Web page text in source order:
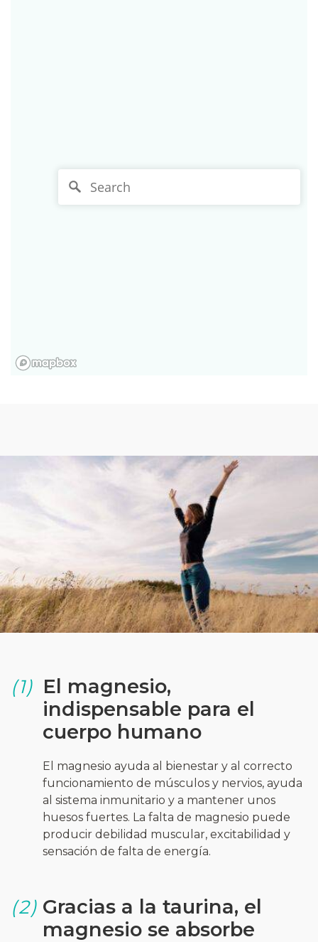
Razones
(1) El magnesio,
indispensable para el
cuerpo humano
El magnesio ayuda al bienestar y al correcto
funcionamiento de músculos y nervios, ayuda
al sistema inmunitario y a mantener unos
huesos fuertes. La falta de magnesio puede
producir debilidad muscular, excitabilidad y
sensación de falta de energía.
(2) Gracias a la taurina, el
magnesio se absorbe